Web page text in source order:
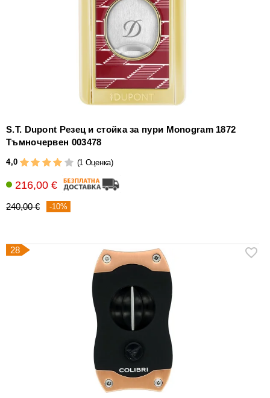
S.T. Dupont Резец и стойка за пури Monogram 1872
Тъмночервен 003478
4,0 (1 Оценка)
216,00 €
240,00 € -10%
28